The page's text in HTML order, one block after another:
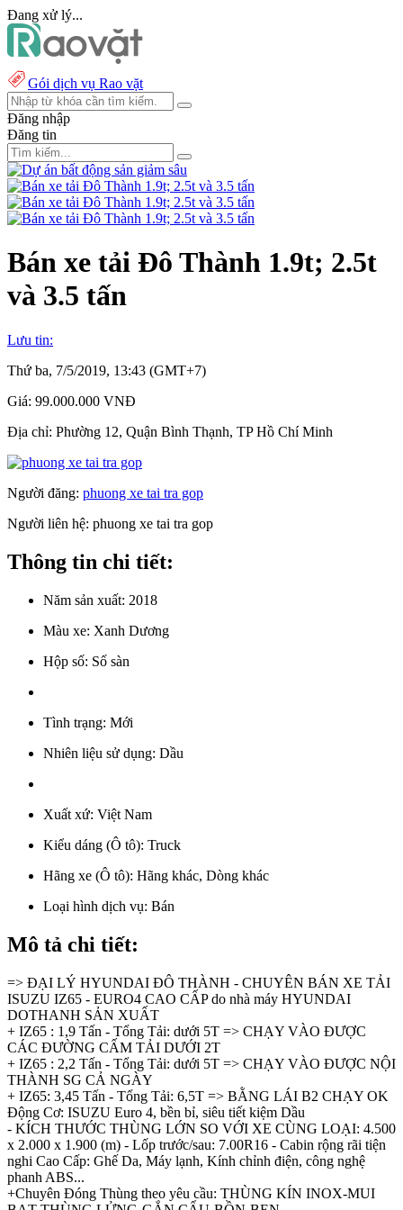
Đang xử lý...
Gói dịch vụ Rao vặt
Đăng nhập
Đăng tin
Bán xe tải Đô Thành 1.9t; 2.5t
và 3.5 tấn
Lưu tin:
Thứ ba, 7/5/2019, 13:43 (GMT+7)
Giá: 99.000.000 VNĐ
Địa chỉ: Phường 12, Quận Bình Thạnh, TP Hồ Chí Minh
Người đăng: phuong xe tai tra gop
Người liên hệ: phuong xe tai tra gop
Thông tin chi tiết:
Năm sản xuất: 2018
Màu xe: Xanh Dương
Hộp số: Số sàn
Tình trạng: Mới
Nhiên liệu sử dụng: Dầu
Xuất xứ: Việt Nam
Kiểu dáng (Ô tô): Truck
Hãng xe (Ô tô): Hãng khác, Dòng khác
Loại hình dịch vụ: Bán
Mô tả chi tiết:
=> ĐẠI LÝ HYUNDAI ĐÔ THÀNH - CHUYÊN BÁN XE TẢI
ISUZU IZ65 - EURO4 CAO CẤP do nhà máy HYUNDAI
DOTHANH SẢN XUẤT
+ IZ65 : 1,9 Tấn - Tổng Tải: dưới 5T => CHẠY VÀO ĐƯỢC
CÁC ĐƯỜNG CẤM TẢI DƯỚI 2T
+ IZ65 : 2,2 Tấn - Tổng Tải: dưới 5T => CHẠY VÀO ĐƯỢC NỘI
THÀNH SG CẢ NGÀY
+ IZ65: 3,45 Tấn - Tổng Tải: 6,5T => BẰNG LÁI B2 CHẠY OK
Động Cơ: ISUZU Euro 4, bền bỉ, siêu tiết kiệm Dầu
- KÍCH THƯỚC THÙNG LỚN SO VỚI XE CÙNG LOẠI: 4.500
x 2.000 x 1.900 (m) - Lốp trước/sau: 7.00R16 - Cabin rộng rãi tiện
nghi Cao Cấp: Ghế Da, Máy lạnh, Kính chỉnh điện, công nghệ
phanh ABS...
+Chuyên Đóng Thùng theo yêu cầu: THÙNG KÍN INOX-MUI